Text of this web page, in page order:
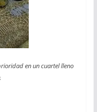
en un cuartel lleno